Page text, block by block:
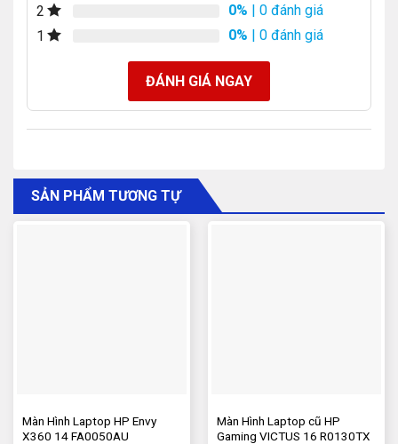
2
0% | 0 đánh giá
1
0% | 0 đánh giá
ĐÁNH GIÁ NGAY
SẢN PHẨM TƯƠNG TỰ
Màn Hình Laptop HP Envy
X360 14 FA0050AU
Màn Hình Laptop cũ HP
Gaming VICTUS 16 R0130TX